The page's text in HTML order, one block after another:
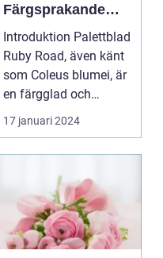
Färgsprakande
Tillskott till Ditt
Hem
Introduktion Palettblad
Ruby Road, även känt
som Coleus blumei, är
en färgglad och
populär växt som...
17 januari 2024